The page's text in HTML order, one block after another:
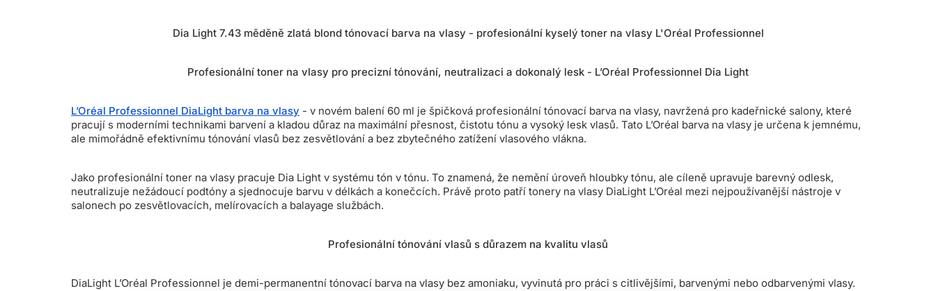
Dia Light 7.43 měděně zlatá blond tónovací barva na vlasy - profesionální kyselý toner na vlasy L'Oréal Professionnel
Profesionální toner na vlasy pro precizní tónování, neutralizaci a dokonalý lesk - L’Oréal Professionnel Dia Light
L’Oréal Professionnel DiaLight barva na vlasy - v novém balení 60 ml je špičková profesionální tónovací barva na vlasy, navržená pro kadeřnické salony, které
pracují s moderními technikami barvení a kladou důraz na maximální přesnost, čistotu tónu a vysoký lesk vlasů. Tato L’Oréal barva na vlasy je určena k jemnému,
ale mimořádně efektivnímu tónování vlasů bez zesvětlování a bez zbytečného zatížení vlasového vlákna.
Jako profesionální toner na vlasy pracuje Dia Light v systému tón v tónu. To znamená, že nemění úroveň hloubky tónu, ale cíleně upravuje barevný odlesk,
neutralizuje nežádoucí podtóny a sjednocuje barvu v délkách a konečcích. Právě proto patří tonery na vlasy DiaLight L’Oréal mezi nejpoužívanější nástroje v
salonech po zesvětlovacích, melírovacích a balayage službách.
Profesionální tónování vlasů s důrazem na kvalitu vlasů
DiaLight L’Oréal Professionnel je demi-permanentní tónovací barva na vlasy bez amoniaku, vyvinutá pro práci s citlivějšími, barvenými nebo odbarvenými vlasy.